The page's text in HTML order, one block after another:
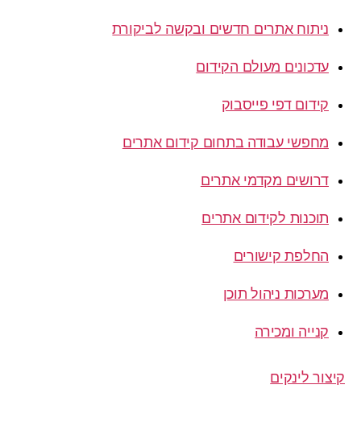
ניתוח אתרים חדשים ובקשה לביקורת
עדכונים מעולם הקידום
קידום דפי פייסבוק
מחפשי עבודה בתחום קידום אתרים
דרושים מקדמי אתרים
תוכנות לקידום אתרים
החלפת קישורים
מערכות ניהול תוכן
קנייה ומכירה
קיצור לינקים